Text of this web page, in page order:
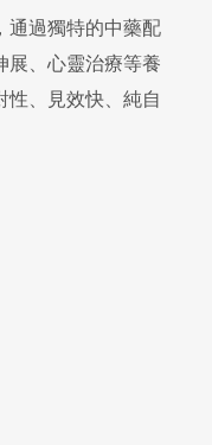
通過獨特的中藥配
展、心靈治療等養
性、見效快、純自